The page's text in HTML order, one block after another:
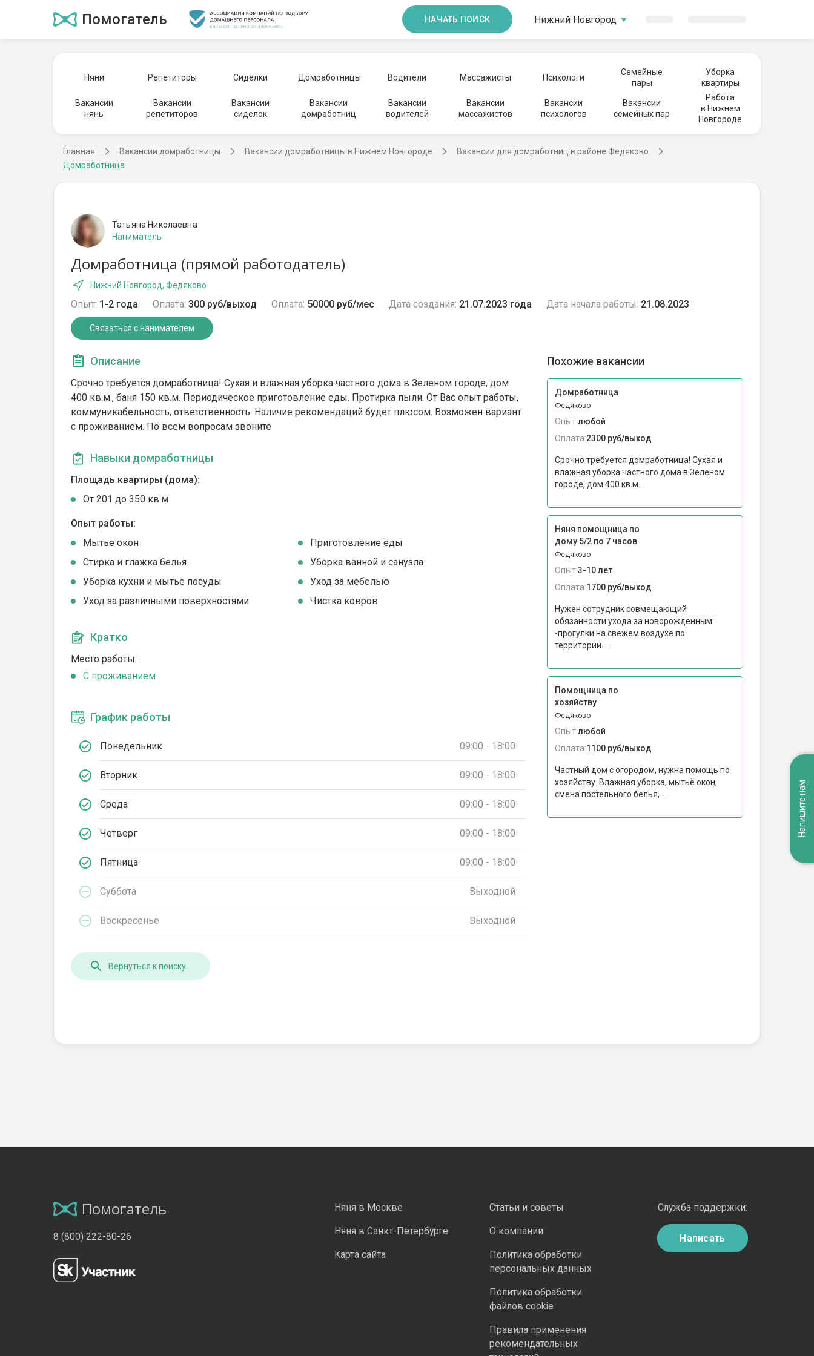
Помогатель НАЧАТЬ ПОИСК Нижний Новгород
Няни Репетиторы Сиделки Домработницы Водители Массажисты Психологи
Семейные
пары
Уборка
квартиры
Вакансии
нянь
Вакансии
репетиторов
Вакансии
сиделок
Вакансии
домработниц
Вакансии
водителей
Вакансии
массажистов
Вакансии
психологов
Вакансии
семейных пар
Работа
в Нижнем
Новгороде
Главная Вакансии домработницы Вакансии домработницы в Нижнем Новгороде
Вакансии для домработниц в районе Федяково
Домработница
Татьяна Николаевна
Наниматель
Домработница (прямой работодатель)
Нижний Новгород, Федяково
Опыт: 1-2 года Оплата: 300 руб/выход Оплата: 50000 руб/мес Дата создания: 21.07.2023 года Дата начала работы: 21.08.2023
Связаться с нанимателем
Описание
Срочно требуется домработница! Сухая и влажная уборка частного дома в Зеленом городе, дом
400 кв.м., баня 150 кв.м. Периодическое приготовление еды. Протирка пыли. От Вас опыт работы,
коммуникабельность, ответственность. Наличие рекомендаций будет плюсом. Возможен вариант
с проживанием. По всем вопросам звоните
Навыки домработницы
Площадь квартиры (дома):
От 201 до 350 кв.м
Опыт работы:
Мытье окон
Приготовление еды
Стирка и глажка белья
Уборка ванной и санузла
Уборка кухни и мытье посуды
Уход за мебелью
Уход за различными поверхностями
Чистка ковров
Кратко
Место работы:
C проживанием
График работы
Понедельник 09:00 - 18:00
Вторник 09:00 - 18:00
Среда 09:00 - 18:00
Четверг 09:00 - 18:00
Пятница 09:00 - 18:00
Суббота Выходной
Воскресенье Выходной
Похожие вакансии
Домработница
Федяково
Опыт:любой
Оплата:2300 руб/выход
Срочно требуется домработница! Сухая и
влажная уборка частного дома в Зеленом
городе, дом 400 кв.м...
Няня помощница по
дому 5/2 по 7 часов
Федяково
Опыт:3-10 лет
Оплата:1700 руб/выход
Нужен сотрудник совмещающий
обязанности ухода за новорожденным:
-прогулки на свежем воздухе по
территории...
Помощница по
хозяйству
Федяково
Опыт:любой
Оплата:1100 руб/выход
Частный дом с огородом, нужна помощь по
хозяйству. Влажная уборка, мытьё окон,
смена постельного белья,...
Вернуться к поиску
Помогатель
8 (800) 222-80-26
Няня в Москве
Няня в Санкт-Петербурге
Карта сайта
Статьи и советы
О компании
Политика обработки
персональных данных
Политика обработки
файлов cookie
Правила применения
рекомендательных
Служба поддержки:
Написать
Напишите нам